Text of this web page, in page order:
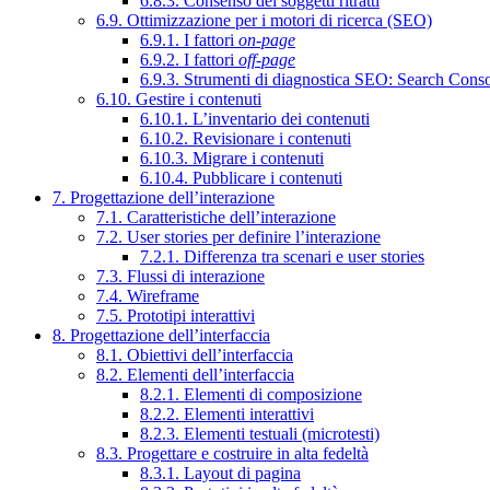
6.9. Ottimizzazione per i motori di ricerca (SEO)
6.9.1. I fattori on-page
6.9.2. I fattori off-page
6.9.3. Strumenti di diagnostica SEO: Search
6.10. Gestire i contenuti
6.10.1. L’inventario dei contenuti
6.10.2. Revisionare i contenuti
6.10.3. Migrare i contenuti
6.10.4. Pubblicare i contenuti
7. Progettazione dell’interazione
7.1. Caratteristiche dell’interazione
7.2. User stories per definire l’interazione
7.2.1. Differenza tra scenari e user stories
7.3. Flussi di interazione
7.4. Wireframe
7.5. Prototipi interattivi
8. Progettazione dell’interfaccia
8.1. Obiettivi dell’interfaccia
8.2. Elementi dell’interfaccia
8.2.1. Elementi di composizione
8.2.2. Elementi interattivi
8.2.3. Elementi testuali (microtesti)
8.3. Progettare e costruire in alta fedeltà
8.3.1. Layout di pagina